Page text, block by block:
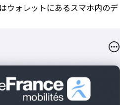
ウォレットにあるスマホ内のデ